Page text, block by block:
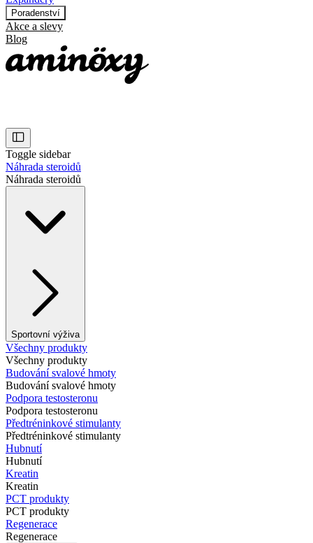
Poradenství
Akce a slevy
Blog
Toggle sidebar
Náhrada steroidů
Náhrada steroidů
Sportovní výživa
Všechny produkty
Všechny produkty
Budování svalové hmoty
Budování svalové hmoty
Podpora testosteronu
Podpora testosteronu
Předtréninkové stimulanty
Předtréninkové stimulanty
Hubnutí
Hubnutí
Kreatin
Kreatin
PCT produkty
PCT produkty
Regenerace
Regenerace